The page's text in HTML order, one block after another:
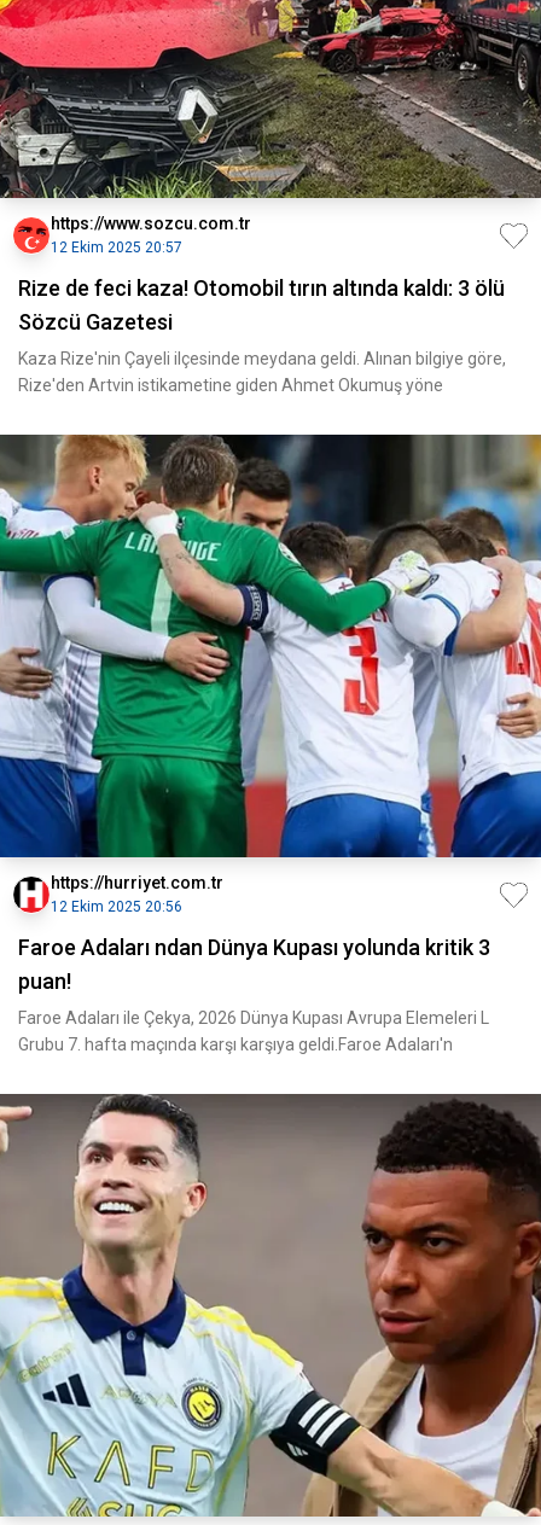
https://www.sozcu.com.tr
12 Ekim 2025 20:57
Rize de feci kaza! Otomobil tırın altında kaldı: 3 ölü
Sözcü Gazetesi
Kaza Rize'nin Çayeli ilçesinde meydana geldi. Alınan bilgiye göre,
Rize'den Artvin istikametine giden Ahmet Okumuş yöne
https://hurriyet.com.tr
12 Ekim 2025 20:56
Faroe Adaları ndan Dünya Kupası yolunda kritik 3
puan!
Faroe Adaları ile Çekya, 2026 Dünya Kupası Avrupa Elemeleri L
Grubu 7. hafta maçında karşı karşıya geldi.Faroe Adaları'n